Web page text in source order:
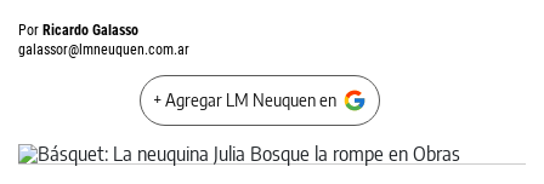
Por Ricardo Galasso
galassor@lmneuquen.com.ar
+ Agregar LM Neuquen en